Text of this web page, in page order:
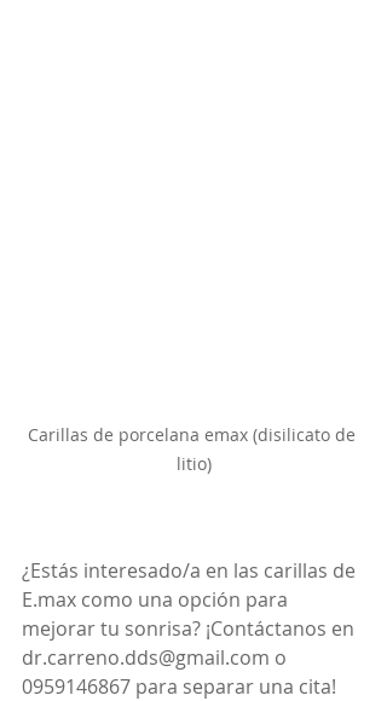
Carillas de porcelana emax (disilicato de
litio)
¿Estás interesado/a en las carillas de
E.max como una opción para
mejorar tu sonrisa? ¡Contáctanos en
dr.carreno.dds@gmail.com o
0959146867 para separar una cita!